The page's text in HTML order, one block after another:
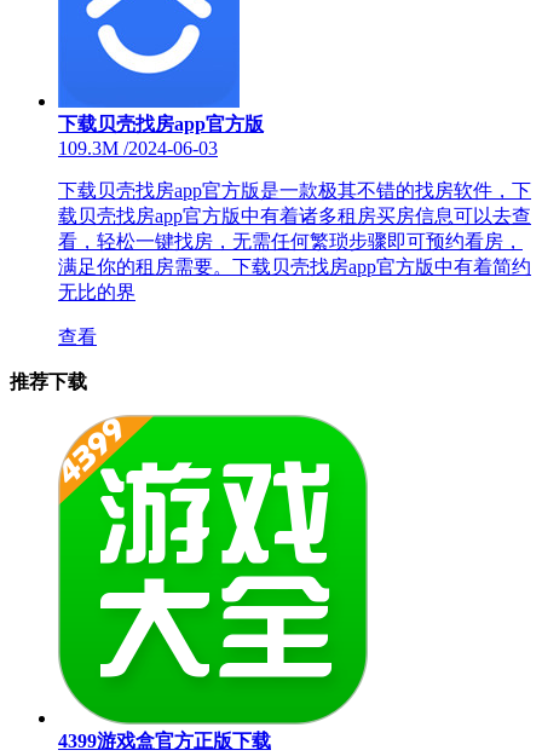
下载贝壳找房app官方版
109.3M /2024-06-03
下载贝壳找房app官方版是一款极其不错的找房软件，下
载贝壳找房app官方版中有着诸多租房买房信息可以去查
看，轻松一键找房，无需任何繁琐步骤即可预约看房，
满足你的租房需要。下载贝壳找房app官方版中有着简约
无比的界
查看
推荐下载
4399游戏盒官方正版下载